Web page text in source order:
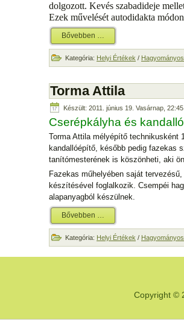
dolgozott. Kevés szabadideje
Ezek művelését autodidakta
Bővebben …
Kategória: Helyi Értékek /
Torma Attila
Készült: 2011. június 19. Vasárnap, 22:45
Cserépkályha és
Torma Attila mélyépítő technikusként
kandallóépítő, később pedig fazekas
tanítómesterének is köszönheti, aki
Fazekas műhelyében saját
készítésével foglalkozik. Csempéi
alapanyagból készülnek.
Bővebben …
Kategória: Helyi Értékek /
Copyright ©